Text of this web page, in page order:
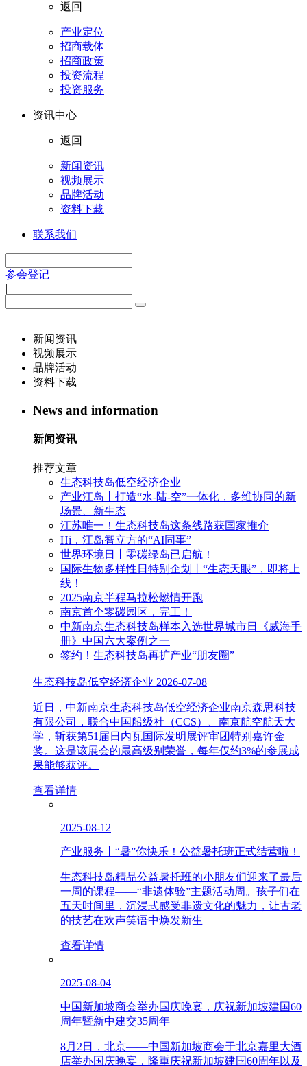
返回
产业定位
招商载体
招商政策
投资流程
投资服务
资讯中心
返回
新闻资讯
视频展示
品牌活动
资料下载
联系我们
参会登记
|
新闻资讯
视频展示
品牌活动
资料下载
News and information
新闻资讯
推荐文章
生态科技岛低空经济企业
产业江岛丨打造“水-陆-空”一体化，多维协同的新
场景、新生态
江苏唯一！生态科技岛这条线路获国家推介
Hi，江岛智立方的“AI同事”
世界环境日丨零碳绿岛已启航！
国际生物多样性日特别企划丨“生态天眼”，即将上
线！
2025南京半程马拉松燃情开跑
南京首个零碳园区，完工！
中新南京生态科技岛样本入选世界城市日《威海手
册》中国六大案例之一
签约！生态科技岛再扩产业“朋友圈”
生态科技岛低空经济企业 2026-07-08
近日，中新南京生态科技岛低空经济企业南京森思科技
有限公司，联合中国船级社（CCS）、南京航空航天大
学，斩获第51届日内瓦国际发明展评审团特别嘉许金
奖。这是该展会的最高级别荣誉，每年仅约3%的参展成
果能够获评。
查看详情
2025-08-12
产业服务丨“暑”你快乐！公益暑托班正式结营啦！
生态科技岛精品公益暑托班的小朋友们迎来了最后
一周的课程——“非遗体验”主题活动周。孩子们在
五天时间里，沉浸式感受非遗文化的魅力，让古老
的技艺在欢声笑语中焕发新生
查看详情
2025-08-04
中国新加坡商会举办国庆晚宴，庆祝新加坡建国60
周年暨新中建交35周年
8月2日，北京——中国新加坡商会于北京嘉里大酒
店举办国庆晚宴，隆重庆祝新加坡建国60周年以及